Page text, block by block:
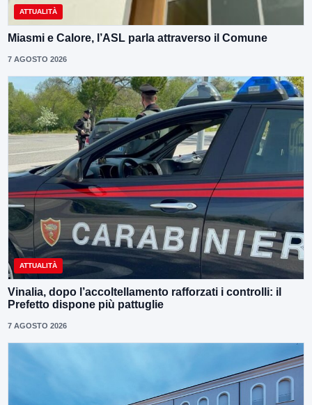
ATTUALITÀ
Miasmi e Calore, l’ASL parla attraverso il Comune
7 AGOSTO 2026
ATTUALITÀ
Vinalia, dopo l’accoltellamento rafforzati i controlli: il
Prefetto dispone più pattuglie
7 AGOSTO 2026